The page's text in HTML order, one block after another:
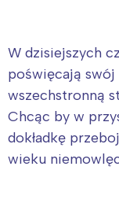
W dzisiejszych
poświęcają swój
wszechstronną
Chcąc by w
dokładkę
wieku